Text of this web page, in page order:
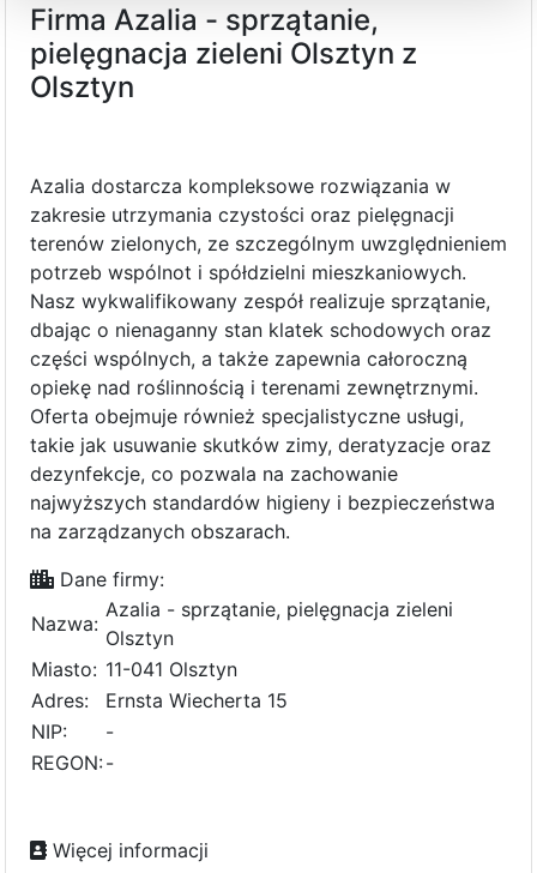
Firma Azalia - sprzątanie,
pielęgnacja zieleni Olsztyn z
Olsztyn
Azalia dostarcza kompleksowe rozwiązania w
zakresie utrzymania czystości oraz pielęgnacji
terenów zielonych, ze szczególnym uwzględnieniem
potrzeb wspólnot i spółdzielni mieszkaniowych.
Nasz wykwalifikowany zespół realizuje sprzątanie,
dbając o nienaganny stan klatek schodowych oraz
części wspólnych, a także zapewnia całoroczną
opiekę nad roślinnością i terenami zewnętrznymi.
Oferta obejmuje również specjalistyczne usługi,
takie jak usuwanie skutków zimy, deratyzacje oraz
dezynfekcje, co pozwala na zachowanie
najwyższych standardów higieny i bezpieczeństwa
na zarządzanych obszarach.
Dane firmy:
Nazwa:
Azalia - sprzątanie, pielęgnacja zieleni
Olsztyn
Miasto: 11-041 Olsztyn
Adres:
Ernsta Wiecherta 15
NIP:
-
REGON:-
Więcej informacji